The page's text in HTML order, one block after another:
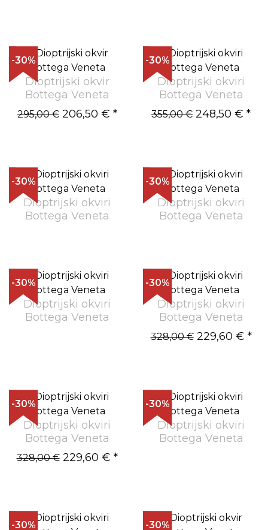
-30%
Dioptrijski okvir
Bottega Veneta
295,00 €206,50 € *
-30%
Dioptrijski okviri
Bottega Veneta
355,00 € 248,50 € *
-30%
Dioptrijski okviri
Bottega Veneta
-30%
Dioptrijski okviri
Bottega Veneta
-30%
Dioptrijski okviri
Bottega Veneta
-30%
Dioptrijski okviri
Bottega Veneta
328,00 €229,60 € *
-30%
Dioptrijski okviri
Bottega Veneta
328,00 €229,60 € *
-30%
Dioptrijski okviri
Bottega Veneta
-30% -30%